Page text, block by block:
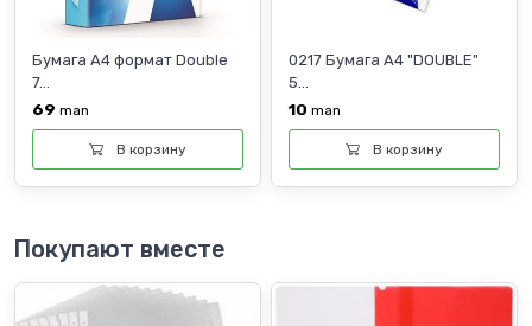
Бумага А4 формат Double
7...
69 man
В корзину
0217 Бумага А4 "DOUBLE"
5...
10 man
В корзину
Покупают вместе